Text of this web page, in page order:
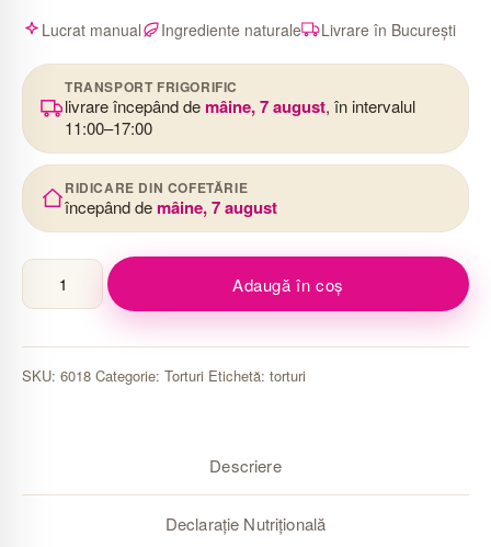
Lucrat manual Ingrediente naturale Livrare în București
TRANSPORT FRIGORIFIC
livrare începând demâine, 7 august, în intervalul
11:00–17:00
RIDICARE DIN COFETĂRIE
începând demâine, 7 august
Cantitate
Tort
Adaugă în coș
SKU: 6018 Categorie: Torturi Etichetă: torturi
Descriere
Declarație Nutrițională